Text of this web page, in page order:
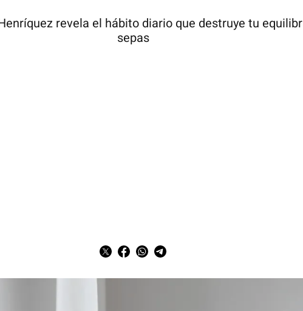
revela el hábito diario que destruye tu
sepas